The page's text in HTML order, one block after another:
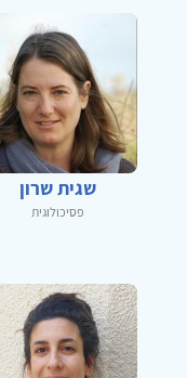
שגית שרון
פסיכולוגית